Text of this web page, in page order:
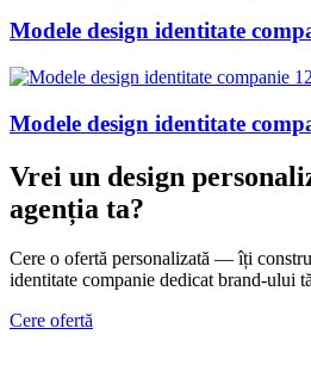
Modele design identitate
Modele design identitate
Vrei un design
agenția ta?
Cere o ofertă personalizată — îți
identitate companie dedicat brand-ului
Cere ofertă